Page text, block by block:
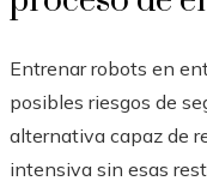
Entrenar robots en
posibles riesgos de
alternativa capaz de
intensiva sin esas